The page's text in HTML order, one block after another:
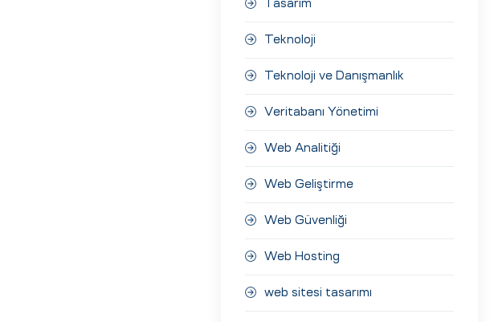
Tasarım
Teknoloji
Teknoloji ve Danışmanlık
Veritabanı Yönetimi
Web Analitiği
Web Geliştirme
Web Güvenliği
Web Hosting
web sitesi tasarımı